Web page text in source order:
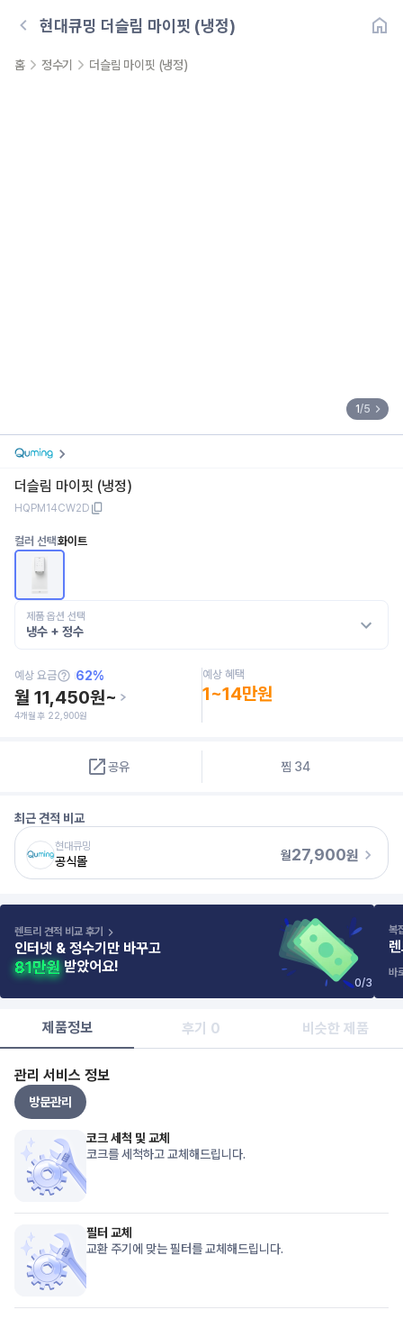
현대큐밍 더슬림 마이핏 (냉정)
홈 정수기 더슬림 마이핏 (냉정)
1/5
더슬림 마이핏 (냉정)
HQPM14CW2D
컬러 선택화이트
제품 옵션 선택
냉수 + 정수
예상 요금 62%
월 11,450원~
4개월 후 22,900원
예상 혜택
1~14만원
공유 찜 34
최근 견적 비교
현대큐밍
공식몰 월27,900원
렌트리 견적 비교 후기
인터넷 & 정수기만 바꾸고
받았어요!
복
바
0/3
제품정보 후기 0 비슷한 제품
관리 서비스 정보
방문관리
코크 세척 및 교체
코크를 세척하고 교체해드립니다.
필터 교체
교환 주기에 맞는 필터를 교체해드립니다.